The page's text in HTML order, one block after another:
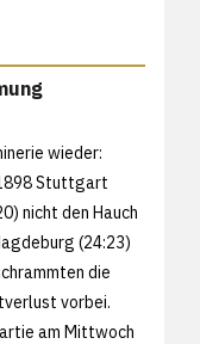
wieder:
Stuttgart
nicht den Hauch
(24:23)
die
vorbei.
am Mittwoch